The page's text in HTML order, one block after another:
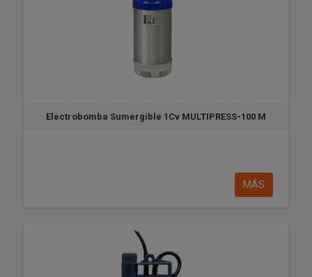
Electrobomba Sumergible 1Cv MULTIPRESS-100 M
MÁS